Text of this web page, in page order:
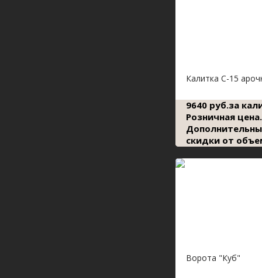
Калитка С-15
9640 руб.за
Розничная цена.
скидки от
Ворота "Куб"